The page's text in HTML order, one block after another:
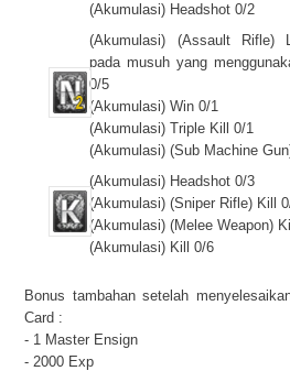
(Akumulasi) Headshot 0/2
(Akumulasi) (Assault Rifle)
pada musuh yang
0/5
(Akumulasi) Win 0/1
(Akumulasi) Triple Kill 0/1
(Akumulasi) (Sub Machine
(Akumulasi) Headshot 0/3
(Akumulasi) (Sniper Rifle) Kill
(Akumulasi) (Melee Weapon)
(Akumulasi) Kill 0/6
Bonus tambahan setelah
Card :
- 1 Master Ensign
- 2000 Exp